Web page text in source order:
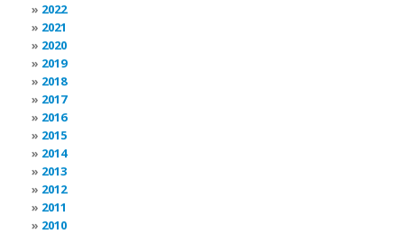
2022
2021
2020
2019
2018
2017
2016
2015
2014
2013
2012
2011
2010